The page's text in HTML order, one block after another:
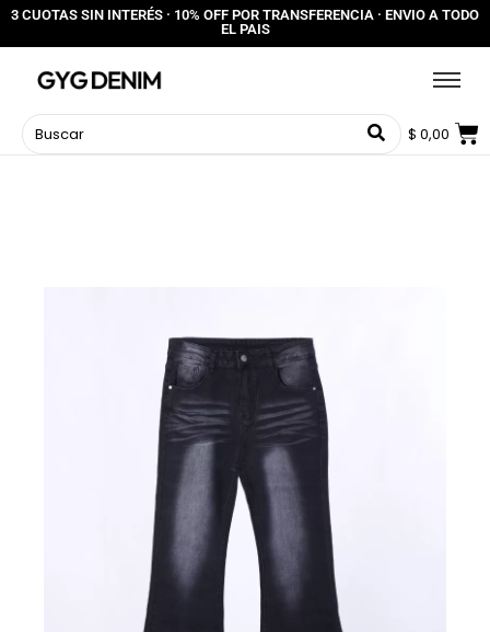
3 CUOTAS SIN INTERÉS · 10% OFF POR TRANSFERENCIA · ENVIO A TODO
EL PAIS
$ 0,00